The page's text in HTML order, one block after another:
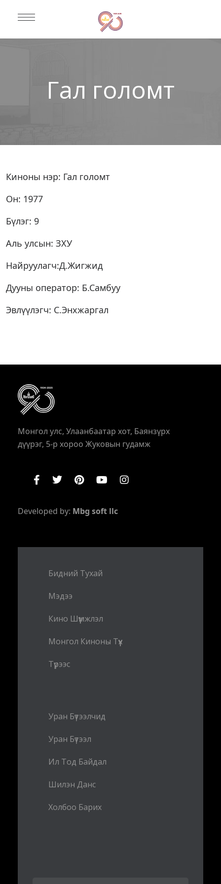
Гал голомт
Киноны нэр: Гал голомт
Он: 1977
Бүлэг: 9
Аль улсын: ЗХУ
Найруулагч:Д.Жигжид
Дууны оператор: Б.Самбуу
Эвлүүлэгч: С.Энхжаргал
Монгол улс, Улаанбаатар хот, Баянзүрх
дүүрэг, 5-р хороо Жуковын гудамж
Developed by: Mbg soft llc
Бидний Тухай
Мэдээ
Кино Шүүмжлэл
Монгол Киноны Түүх
Түрээс
Уран Бүтээлчид
Уран Бүтээл
Ил Тод Байдал
Шилэн Данс
Холбоо Барих